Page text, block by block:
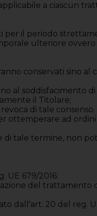
a ciascun
per il periodo
ulteriore
conservati sino
al soddisfacimento
il Titolare;
di tale
ottemperare ad
di tale termine, non
UE 679/2016:
del trattamento
dall'art. 20 del reg.